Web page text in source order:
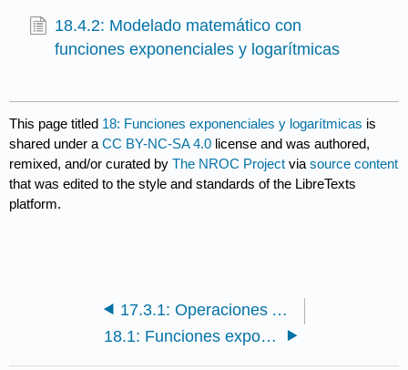
18.4.2: Modelado matemático con
funciones exponenciales y logarítmicas
This page titled 18: Funciones exponenciales y logarítmicas is
shared under aCC BY-NC-SA 4.0 license and was authored,
remixed, and/or curated byThe NROC Project viasource content
that was edited to the style and standards of the LibreTexts
platform.
17.3.1: Operaciones Aritméticas con Funciones
18.1: Funciones exponenciales